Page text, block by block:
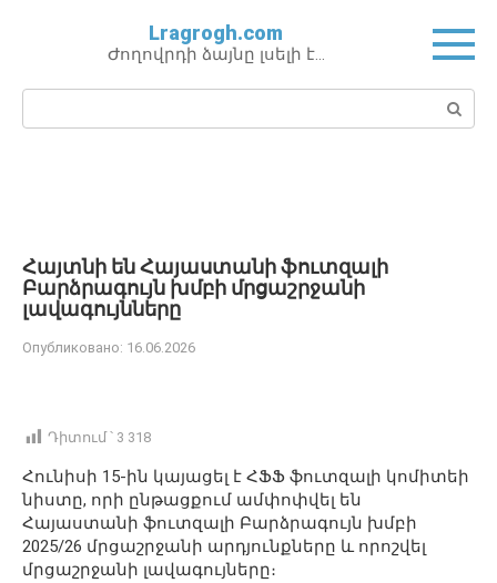
Lragrogh.com
Ժողովրդի ձայնը լսելի է…
Поиск:
Հայտնի են Հայաստանի ֆուտզալի
Բարձրագույն խմբի մրցաշրջանի
լավագույնները
Опубликовано: 16.06.2026
Դիտում ՝ 3 318
Հունիսի 15-ին կայացել է ՀՖՖ ֆուտզալի կոմիտեի
նիստը, որի ընթացքում ամփոփվել են
Հայաստանի ֆուտզալի Բարձրագույն խմբի
2025/26 մրցաշրջանի արդյունքները և որոշվել
մրցաշրջանի լավագույները։